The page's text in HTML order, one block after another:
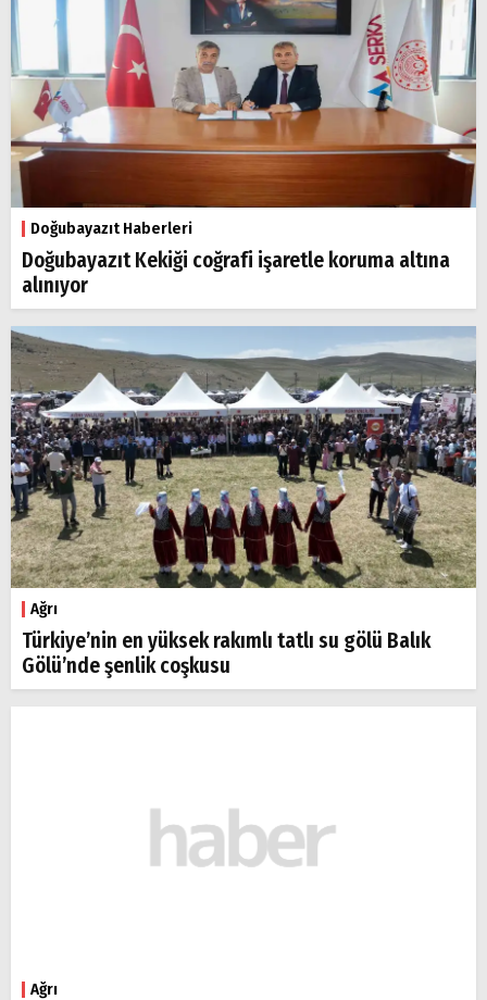
Doğubayazıt Haberleri
Doğubayazıt Kekiği coğrafi işaretle koruma altına
alınıyor
Ağrı
Türkiye’nin en yüksek rakımlı tatlı su gölü Balık
Gölü’nde şenlik coşkusu
Ağrı